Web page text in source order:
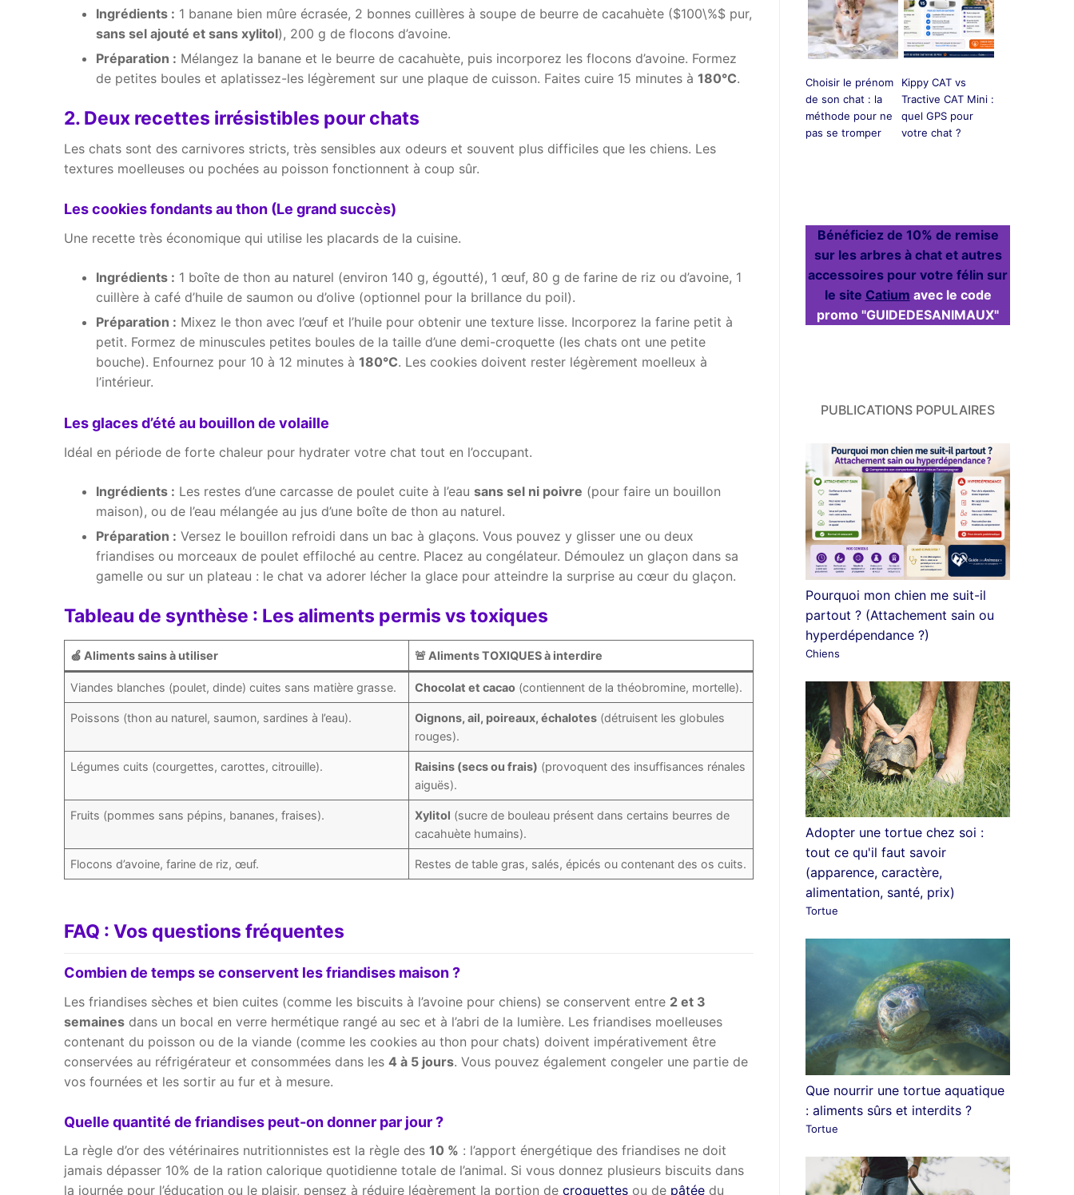
Ingrédients : 1 banane bien mûre écrasée, 2 bonnes cuillères à soupe de beurre de cacahuète ($100\%$ pur,
sans sel ajouté et sans xylitol), 200 g de flocons d’avoine.
Préparation : Mélangez la banane et le beurre de cacahuète, puis incorporez les flocons d’avoine. Formez
de petites boules et aplatissez-les légèrement sur une plaque de cuisson. Faites cuire 15 minutes à 180°C.
2. Deux recettes irrésistibles pour chats
Les chats sont des carnivores stricts, très sensibles aux odeurs et souvent plus difficiles que les chiens. Les
textures moelleuses ou pochées au poisson fonctionnent à coup sûr.
Les cookies fondants au thon (Le grand succès)
Une recette très économique qui utilise les placards de la cuisine.
Ingrédients : 1 boîte de thon au naturel (environ 140 g, égoutté), 1 œuf, 80 g de farine de riz ou d’avoine, 1
cuillère à café d’huile de saumon ou d’olive (optionnel pour la brillance du poil).
Préparation : Mixez le thon avec l’œuf et l’huile pour obtenir une texture lisse. Incorporez la farine petit à
petit. Formez de minuscules petites boules de la taille d’une demi-croquette (les chats ont une petite
bouche). Enfournez pour 10 à 12 minutes à 180°C. Les cookies doivent rester légèrement moelleux à
l’intérieur.
Les glaces d’été au bouillon de volaille
Idéal en période de forte chaleur pour hydrater votre chat tout en l’occupant.
Ingrédients : Les restes d’une carcasse de poulet cuite à l’eau sans sel ni poivre (pour faire un bouillon
maison), ou de l’eau mélangée au jus d’une boîte de thon au naturel.
Préparation : Versez le bouillon refroidi dans un bac à glaçons. Vous pouvez y glisser une ou deux
friandises ou morceaux de poulet effiloché au centre. Placez au congélateur. Démoulez un glaçon dans sa
gamelle ou sur un plateau : le chat va adorer lécher la glace pour atteindre la surprise au cœur du glaçon.
Tableau de synthèse : Les aliments permis vs toxiques
🍏 Aliments sains à utiliser 🚨 Aliments TOXIQUES à interdire
Viandes blanches (poulet, dinde) cuites sans matière grasse. Chocolat et cacao (contiennent de la théobromine, mortelle).
Poissons (thon au naturel, saumon, sardines à l’eau). Oignons, ail, poireaux, échalotes (détruisent les globules
rouges).
Légumes cuits (courgettes, carottes, citrouille). Raisins (secs ou frais) (provoquent des insuffisances rénales
aiguës).
Fruits (pommes sans pépins, bananes, fraises). Xylitol (sucre de bouleau présent dans certains beurres de
cacahuète humains).
Flocons d’avoine, farine de riz, œuf. Restes de table gras, salés, épicés ou contenant des os cuits.
FAQ : Vos questions fréquentes
Combien de temps se conservent les friandises maison ?
Les friandises sèches et bien cuites (comme les biscuits à l’avoine pour chiens) se conservent entre 2 et 3
semaines dans un bocal en verre hermétique rangé au sec et à l’abri de la lumière. Les friandises moelleuses
contenant du poisson ou de la viande (comme les cookies au thon pour chats) doivent impérativement être
conservées au réfrigérateur et consommées dans les 4 à 5 jours. Vous pouvez également congeler une partie de
vos fournées et les sortir au fur et à mesure.
Quelle quantité de friandises peut-on donner par jour ?
La règle d’or des vétérinaires nutritionnistes est la règle des 10 % : l’apport énergétique des friandises ne doit
jamais dépasser 10% de la ration calorique quotidienne totale de l’animal. Si vous donnez plusieurs biscuits dans
la journée pour l’éducation ou le plaisir, pensez à réduire légèrement la portion de croquettes ou de pâtée du
Choisir le prénom
de son chat : la
méthode pour ne
pas se tromper
Kippy CAT vs
Tractive CAT Mini :
quel GPS pour
votre chat ?
Bénéficiez de 10% de remise
sur les arbres à chat et autres
accessoires pour votre félin sur
le site Catium avec le code
promo "GUIDEDESANIMAUX"
PUBLICATIONS POPULAIRES
Pourquoi mon chien me suit-il
partout ? (Attachement sain ou
hyperdépendance ?)
Chiens
Adopter une tortue chez soi :
tout ce qu'il faut savoir
(apparence, caractère,
alimentation, santé, prix)
Tortue
Que nourrir une tortue aquatique
: aliments sûrs et interdits ?
Tortue